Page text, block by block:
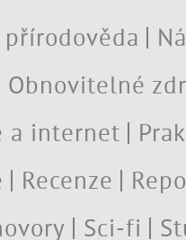
Obnovitelné
a internet
Recenze
Sci-fi